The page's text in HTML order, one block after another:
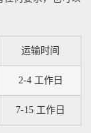
运输时间
2-4 工作日
7-15 工作日